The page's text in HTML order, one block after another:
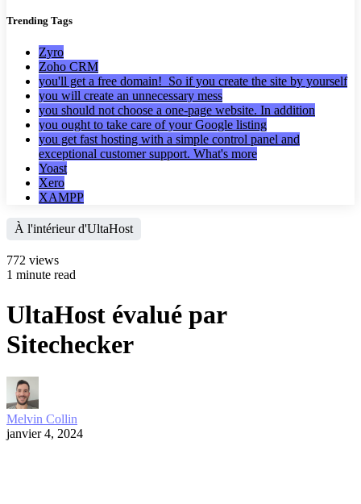
Trending Tags
Zyro
Zoho CRM
you'll get a free domain! So if you create the site by yourself
you will create an unnecessary mess
you should not choose a one-page website. In addition
you ought to take care of your Google listing
you get fast hosting with a simple control panel and
exceptional customer support. What's more
Yoast
Xero
XAMPP
À l'intérieur d'UltaHost
772 views
1 minute read
UltaHost évalué par
Sitechecker
Melvin Collin
janvier 4, 2024